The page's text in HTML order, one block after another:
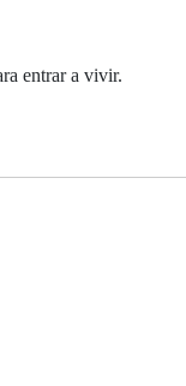
entrar a vivir.